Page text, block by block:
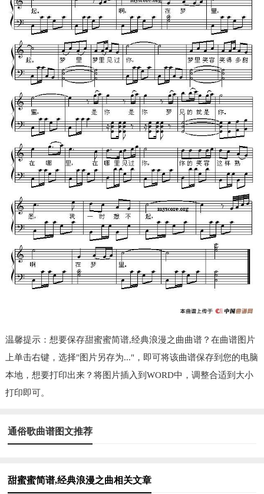
温馨提示：想要保存甜蜜蜜简谱,经典浪漫之曲曲谱？在曲谱图片
上单击右键，选择"图片另存为..."，即可将该曲谱保存到您的电脑
本地，想要打印出来？将图片插入到WORD中，调整合适到大小
打印即可。
通俗歌曲谱图文推荐
甜蜜蜜简谱,经典浪漫之曲相关文章